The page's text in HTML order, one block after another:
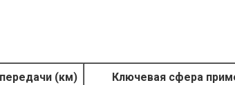
(км) Ключевая сфера